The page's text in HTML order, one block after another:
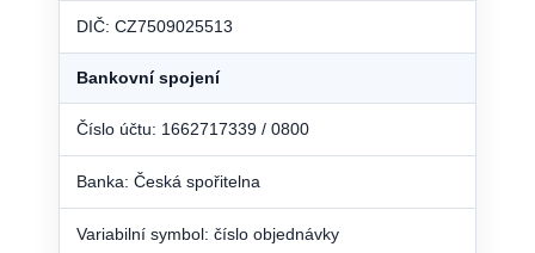
DIČ: CZ7509025513
Bankovní spojení
Číslo účtu: 1662717339 / 0800
Banka: Česká spořitelna
Variabilní symbol: číslo objednávky